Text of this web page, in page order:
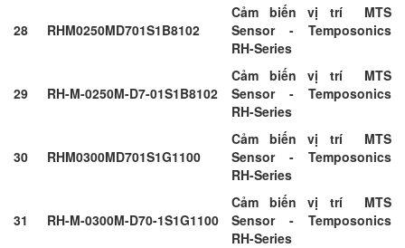
28 RHM0250MD701S1B8102
Cảm biến vị trí MTS
Sensor - Temposonics
RH-Series
29 RH-M-0250M-D7-01S1B8102
Cảm biến vị trí MTS
Sensor - Temposonics
RH-Series
30 RHM0300MD701S1G1100
Cảm biến vị trí MTS
Sensor - Temposonics
RH-Series
31 RH-M-0300M-D70-1S1G1100
Cảm biến vị trí MTS
Sensor - Temposonics
RH-Series